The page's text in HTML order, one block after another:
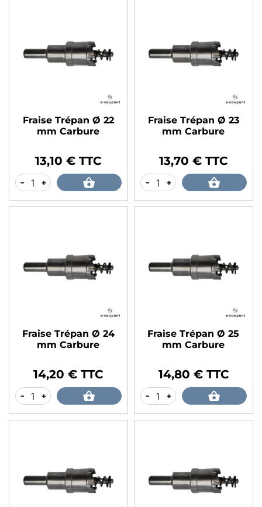
Fraise Trépan Ø 22
mm Carbure
13,10 € TTC
- +
Fraise Trépan Ø 23
mm Carbure
13,70 € TTC
- +
Fraise Trépan Ø 24
mm Carbure
14,20 € TTC
- +
Fraise Trépan Ø 25
mm Carbure
14,80 € TTC
- +